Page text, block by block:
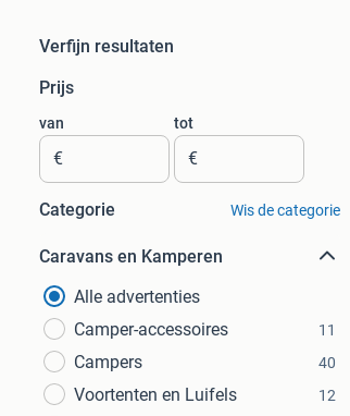
Verfijn resultaten
Prijs
van
€
tot
€
Categorie Wis de categorie
Caravans en Kamperen
Alle advertenties
Camper-accessoires
11
Campers 40
Voortenten en Luifels 12